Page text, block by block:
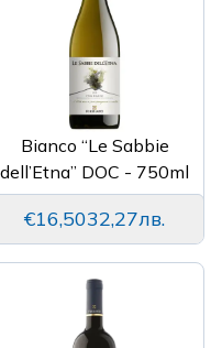
Bianco “Le Sabbie
dell’Etna” DOC - 750ml
€16,5032,27лв.